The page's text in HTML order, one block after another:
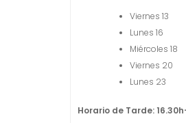
Viernes 13
Lunes 16
Miércoles 18
Viernes 20
Lunes 23
Horario de Tarde: